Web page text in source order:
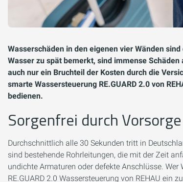
Wasserschäden in den eigenen vier Wänden
Wasser zu spät bemerkt, sind immense
auch nur ein Bruchteil der Kosten durch die
smarte Wassersteuerung RE.GUARD 2.0 von
bedienen.
Sorgenfrei durch Vorsorge
Durchschnittlich alle 30 Sekunden tritt in
sind bestehende Rohrleitungen, die mit der Zeit
undichte Armaturen oder defekte Anschlüsse.
RE.GUARD 2.0 Wassersteuerung von REHAU ein